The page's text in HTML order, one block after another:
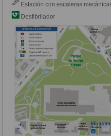
Estación con escaleras
Desfibrilador